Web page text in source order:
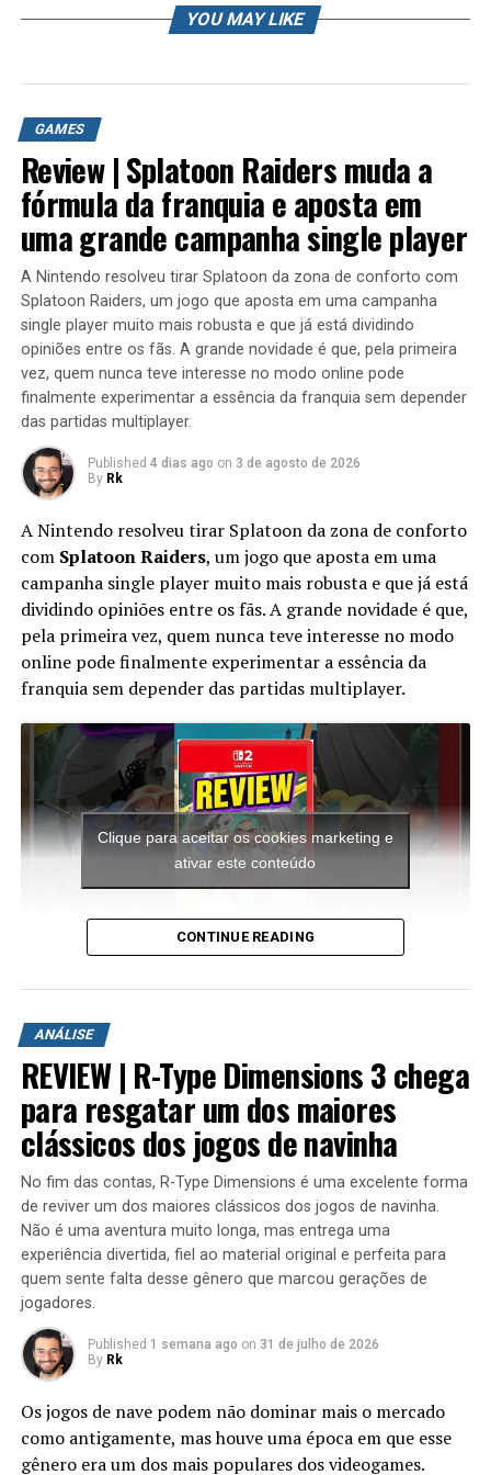
Grupo do Face: /gamers brasil
Lives na Twitch e Facebook: /rkplay
Contato Profissional: contato.roberto94@gmail.com
HISTORIA DE FAN GAMES SONIC
Playlist
O que é ROBLOX ?
Roblox (anteriormente estilizado como ROBLOX) é um
MMORPG e MMOSG baseado em mundo aberto,
multiplataforma e simulação do multiverso, que permite
jogadores criarem seus próprios mundos virtuais
(places) e projetar seus próprios jogos dentro da
plataforma digital.[1]
Roblox possui mais de 500.000 criadores de jogos e 700
mais de 300 milhões de horas de jogo. O grupo de
desenvolvimento do jogo, a Roblox Corporation,
emprega mais de 200 pessoas em Califórnia.
RELATED TOPICS:
FRIDAY NIGHT FUNKIN virou MULTIVERSO
DON'T MISS
FRIDAY NIGHT FUNKIN ta virando o NOVO SMASH BROS
YOU MAY LIKE
GAMES
Review | Splatoon Raiders muda a
fórmula da franquia e aposta em
uma grande campanha single player
A Nintendo resolveu tirar Splatoon da zona de conforto com
Splatoon Raiders, um jogo que aposta em uma campanha
single player muito mais robusta e que já está dividindo
opiniões entre os fãs. A grande novidade é que, pela primeira
vez, quem nunca teve interesse no modo online pode
finalmente experimentar a essência da franquia sem depender
das partidas multiplayer.
Published 4 dias ago on 3 de agosto de 2026
By Rk
A Nintendo resolveu tirar Splatoon da zona de conforto
com Splatoon Raiders, um jogo que aposta em uma
campanha single player muito mais robusta e que já está
dividindo opiniões entre os fãs. A grande novidade é que,
pela primeira vez, quem nunca teve interesse no modo
online pode finalmente experimentar a essência da
franquia sem depender das partidas multiplayer.
Clique para aceitar os cookies marketing e
ativar este conteúdo
A aventura leva o jogador para ilhas inéditas e diferentes
possível encontrar novas armas, aprimorar os
equipamentos com upgrades e completar diversas
missões que variam bastante em estrutura. Algumas
colocam o jogador contra grandes hordas de inimigos
em áreas abertas, enquanto outras acontecem em
regiões subterrâneas repletas de desafios, incluindo
inimigos mais poderosos e torres que precisam ser
destruídas dentro de um limite de tempo para que a
missão seja concluída.
CONTINUE READING
ANÁLISE
REVIEW | R-Type Dimensions 3 chega
para resgatar um dos maiores
clássicos dos jogos de navinha
No fim das contas, R-Type Dimensions é uma excelente forma
de reviver um dos maiores clássicos dos jogos de navinha.
Não é uma aventura muito longa, mas entrega uma
experiência divertida, fiel ao material original e perfeita para
quem sente falta desse gênero que marcou gerações de
jogadores.
Published 1 semana ago on 31 de julho de 2026
By Rk
Os jogos de nave podem não dominar mais o mercado
como antigamente, mas houve uma época em que esse
gênero era um dos mais populares dos videogames.